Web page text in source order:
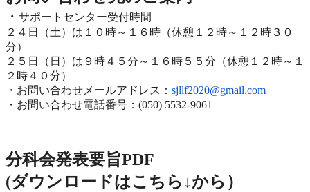
・ サポートセンター受付時間
２４日（土）は１０時～１６時（休憩１２時～１２時３０
分）
２５日（日）は９時４５分～１６時５５分（休憩１２時～ １
２時４０分）
・お問い合わせメールアドレス： sjllf2020@gmail.com
・お問い合わせ電話番号：(050) 5532-9061
分科会発表要旨PDF
(ダウンロードはこちら↓から ）